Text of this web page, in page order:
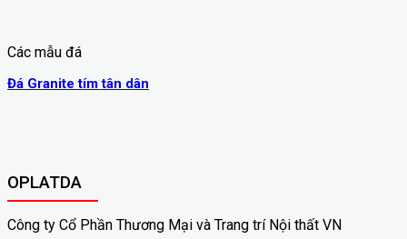
Các mẫu đá
Đá Granite tím tân dân
OPLATDA
Công ty Cổ Phần Thương Mại và Trang trí Nội thất VN